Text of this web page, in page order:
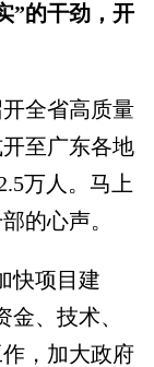
”的干劲，开
全省高质量
至广东各地
万人。马上
的心声。
项目建
、技术、
，加大政府